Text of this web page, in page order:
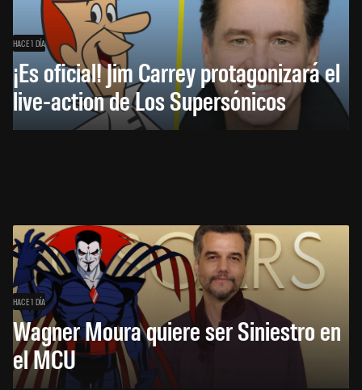
HACE 1 DÍA
¡Es oficial! Jim Carrey protagonizará el
live-action de Los Supersónicos
HACE 1 DÍA
Wagner Moura quiere ser Siniestro en
el MCU